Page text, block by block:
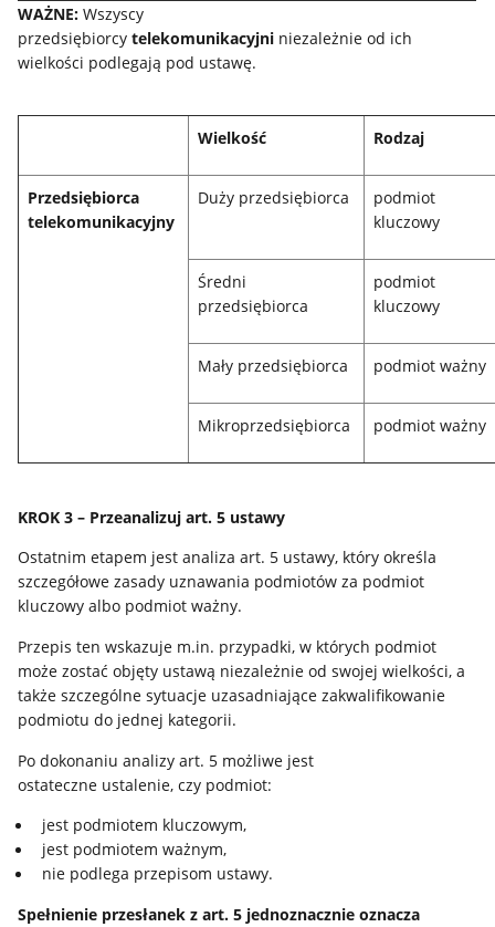
WAŻNE: Wszyscy
przedsiębiorcytelekomunikacyjni niezależnie od ich
wielkości podlegają pod ustawę.
Wielkość Rodzaj
Przedsiębiorca
telekomunikacyjny
Duży przedsiębiorca
podmiot
kluczowy
Średni
przedsiębiorca
podmiot
kluczowy
Mały przedsiębiorca podmiot ważny
Mikroprzedsiębiorca podmiot ważny
KROK 3 – Przeanalizuj art. 5 ustawy
Ostatnim etapem jest analiza art. 5 ustawy, który określa
szczegółowe zasady uznawania podmiotów za podmiot
kluczowy albo podmiot ważny.
Przepis ten wskazuje m.in. przypadki, w których podmiot
może zostać objęty ustawą niezależnie od swojej wielkości, a
także szczególne sytuacje uzasadniające zakwalifikowanie
podmiotu do jednej kategorii.
Po dokonaniu analizy art. 5 możliwe jest
ostateczne ustalenie, czy podmiot:
jest podmiotem kluczowym,
jest podmiotem ważnym,
nie podlega przepisom ustawy.
Spełnienie przesłanek z art. 5 jednoznacznie oznacza